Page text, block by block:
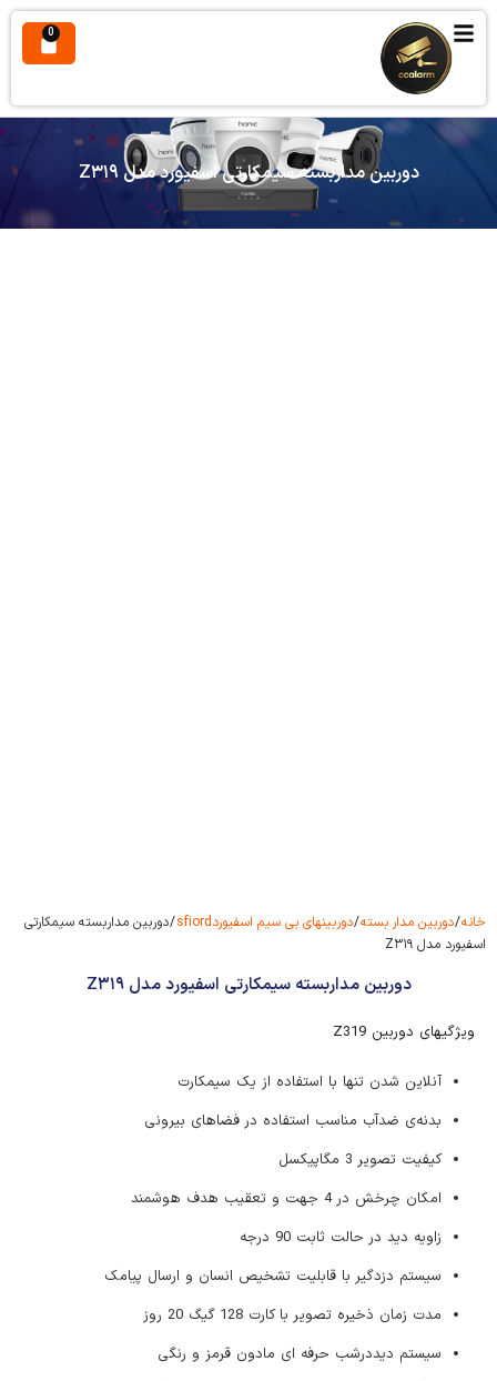
0
دوربین مداربسته سیمکارتی اسفیورد مدل Z۳۱۹
خانه/دوربین مدار بسته/دوربینهای بی سیم اسفیوردsfiord
/ دوربین مداربسته سیمکارتی
اسفیورد مدل Z۳۱۹
دوربین مداربسته سیمکارتی اسفیورد مدل Z۳۱۹
ویژگیهای دوربین Z319
آنلاین شدن تنها با استفاده از یک سیمکارت
بدنه‌ی ضدآب مناسب استفاده در فضاهای بیرونی
کیفیت تصویر 3 مگاپیکسل
امکان چرخش در 4 جهت و تعقیب هدف هوشمند
زاویه دید در حالت ثابت 90 درجه
سیستم دزدگیر با قابلیت تشخیص انسان و ارسال پیامک
مدت زمان ذخیره تصویر با کارت 128 گیگ 20 روز
سیستم دیددرشب حرفه ای مادون قرمز و رنگی